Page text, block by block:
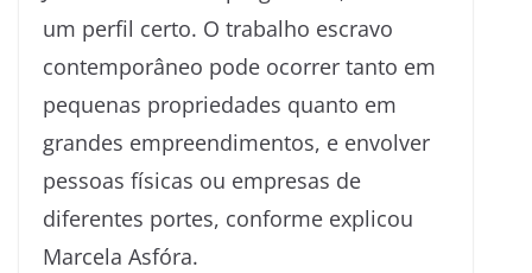
um perfil certo. O trabalho escravo
contemporâneo pode ocorrer tanto em
pequenas propriedades quanto em
grandes empreendimentos, e envolver
pessoas físicas ou empresas de
diferentes portes, conforme explicou
Marcela Asfóra.